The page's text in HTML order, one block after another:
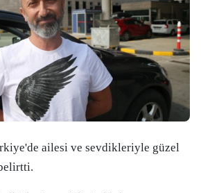
ailesi ve sevdikleriyle güzel